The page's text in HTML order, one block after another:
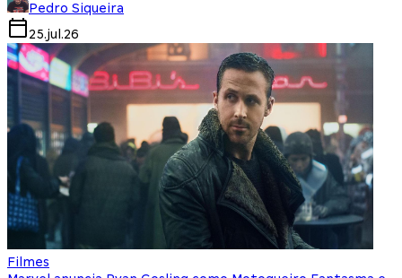
Pedro Siqueira
25.jul.26
Filmes